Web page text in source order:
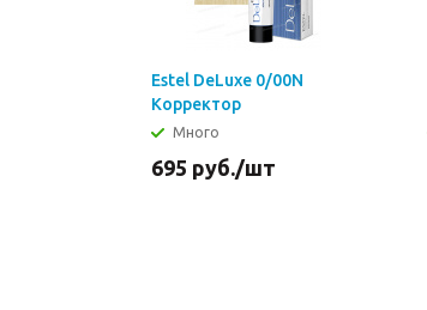
Estel DeLuxe 0/00N
Корректор
нейтральный
Много
695 руб./шт